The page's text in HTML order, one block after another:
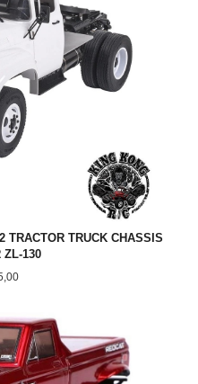
TRACTOR TRUCK CHASSIS
ZL-130